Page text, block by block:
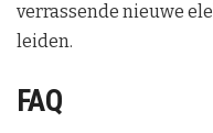
verrassende nieuwe
leiden.
FAQ